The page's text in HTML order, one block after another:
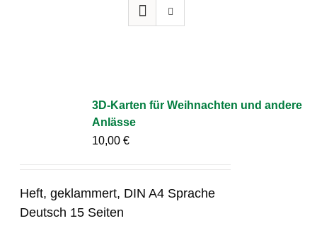
3D-Karten für Weihnachten und andere
Anlässe
10,00€
Heft, geklammert, DIN A4 Sprache
Deutsch 15 Seiten